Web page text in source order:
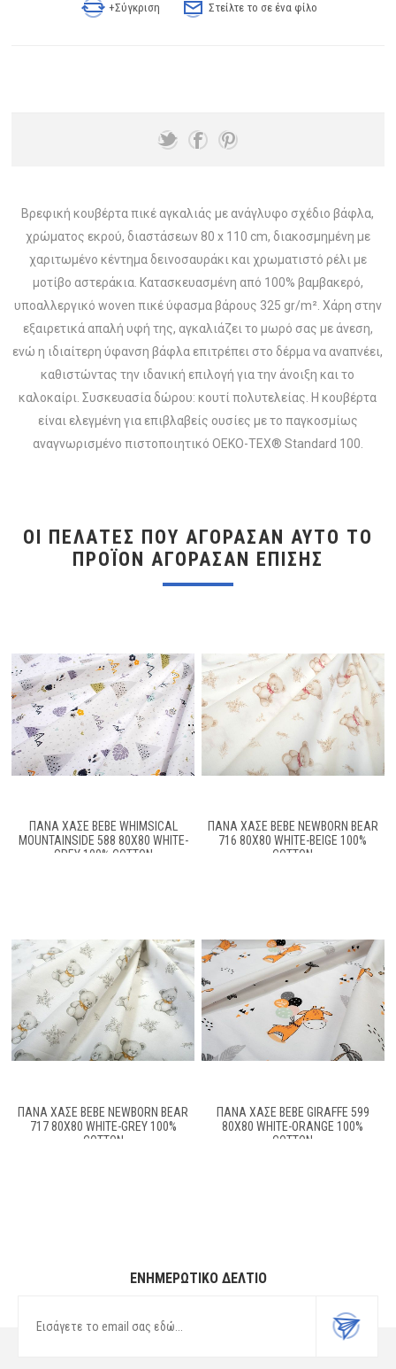
+Σύγκριση Στείλτε το σε ένα φίλο
Βρεφική κουβέρτα πικέ αγκαλιάς με ανάγλυφο σχέδιο βάφλα,
χρώματος εκρού, διαστάσεων 80 x 110 cm, διακοσμημένη με
χαριτωμένο κέντημα δεινοσαυράκι και χρωματιστό ρέλι με
μοτίβο αστεράκια. Κατασκευασμένη από 100% βαμβακερό,
υποαλλεργικό woven πικέ ύφασμα βάρους 325 gr/m². Χάρη στην
εξαιρετικά απαλή υφή της, αγκαλιάζει το μωρό σας με άνεση,
ενώ η ιδιαίτερη ύφανση βάφλα επιτρέπει στο δέρμα να αναπνέει,
καθιστώντας την ιδανική επιλογή για την άνοιξη και το
καλοκαίρι. Συσκευασία δώρου: κουτί πολυτελείας. Η κουβέρτα
είναι ελεγμένη για επιβλαβείς ουσίες με το παγκοσμίως
αναγνωρισμένο πιστοποιητικό OEKO-TEX® Standard 100.
ΟΙ ΠΕΛΆΤΕΣ ΠΟΥ ΑΓΌΡΑΣΑΝ ΑΥΤΌ ΤΟ
ΠΡΟΪΌΝ ΑΓΌΡΑΣΑΝ ΕΠΊΣΗΣ
ΠΆΝΑ ΧΑΣΈ BEBE WHIMSICAL
MOUNTAINSIDE 588 80X80 WHITE-
GREY 100% COTTON
ΠΆΝΑ ΧΑΣΈ BEBE NEWBORN BEAR
716 80X80 WHITE-BEIGE 100%
COTTON
ΠΆΝΑ ΧΑΣΈ BEBE NEWBORN BEAR
717 80X80 WHITE-GREY 100%
COTTON
ΠΆΝΑ ΧΑΣΈ BEBE GIRAFFE 599
80X80 WHITE-ORANGE 100%
COTTON
ΕΝΗΜΕΡΩΤΙΚΌ ΔΕΛΤΊΟ